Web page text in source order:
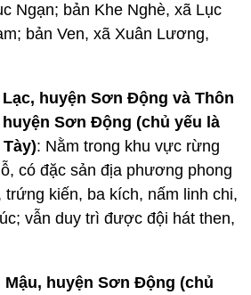
Ngạn; bản Khe Nghè, xã Lục
bản Ven, xã Xuân Lương,
Lạc, huyện Sơn Động và Thôn
Sơn Động (chủ yếu là
: Nằm trong khu vực rừng
có đặc sản địa phương phong
trứng kiến, ba kích, nấm linh chi,
vẫn duy trì được đội hát then,
Mậu, huyện Sơn Động (chủ